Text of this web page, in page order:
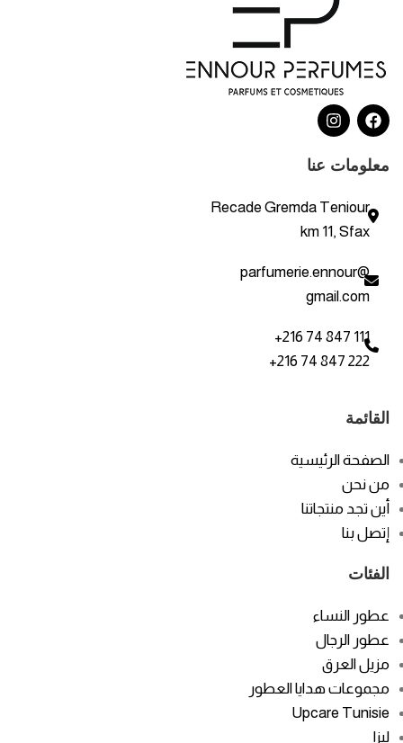
معلومات عنا
Recade Gremda Teniour
km 11, Sfax
parfumerie.ennour@
gmail.com
+216 74 847 111
+216 74 847 222
القائمة
الصفحة الرئيسية
من نحن
أين تجد منتجاتنا
إتصل بنا
الفئات
عطور النساء
عطور الرجال
مزيل العرق
مجموعات هدايا العطور
Upcare Tunisie
ليزا